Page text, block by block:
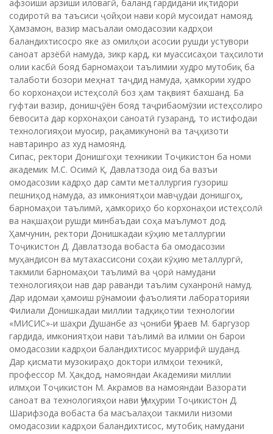
афзоиши арзиши иловагӣ, баланд гардидани иқтидори
содиротӣ ва таъсиси ҷойҳои нави корӣ мусоидат намояд.
Ҳамзамон, вазир масъалаи омодасозии кадрҳои
баландихтисосро яке аз омилҳои асосии рушди устувори
саноат арзёбӣ намуда, зикр кард, ки муассисаҳои таҳсилоти
олии касбӣ бояд барномаҳои таълимии худро мутобиқ ба
талаботи бозори меҳнат таҷдид намуда, ҳамкории худро
бо корхонаҳои истеҳсолӣ боз ҳам тақвият бахшанд. Ба
гуфтаи вазир, донишҷӯён бояд таҷрибаомӯзии истеҳсолиро
бевосита дар корхонаҳои саноатӣ гузаранд, то истифодаи
технологияҳои муосир, рақамикунонӣ ва таҷҳизоти
навтаринро аз худ намоянд.
Сипас, ректори Донишгоҳи техникии Тоҷикистон ба номи
академик М.С. Осимӣ Қ. Давлатзода оид ба вазъи
омодасозии кадрҳо дар самти металлургия гузориш
пешниҳод намуда, аз имкониятҳои мавҷудаи донишгоҳ,
барномаҳои таълимӣ, ҳамкориҳо бо корхонаҳои истеҳсолӣ
ва нақшаҳои рушди минбаъдаи соҳа маълумот дод.
Ҳамчунин, ректори Донишкадаи кӯҳию металлургии
Тоҷикистон Д. Давлатзода вобаста ба омодасозии
муҳандисон ва мутахассисони соҳаи кӯҳию металлургӣ,
такмили барномаҳои таълимӣ ва ҷорӣ намудани
технологияҳои нав дар раванди таълим суханронӣ намуд.
Дар идомаи ҳамоиш рӯнамоии фаъолияти лабораторияи
Филиали Донишкадаи миллии тадқиқотии технологии
«МИСИС»-и шаҳри Душанбе аз ҷониби Ҷӯраев М. баргузор
гардида, имкониятҳои нави таълимӣ ва илмии он барои
омодасозии кадрҳои баландихтисос муаррифӣ шуданд.
Дар қисмати музокираҳо доктори илмҳои техникӣ,
профессор М. Ҳақдод, намояндаи Академияи миллии
илмҳои Тоҷикистон М. Акрамов ва намояндаи Вазорати
саноат ва технологияҳои нави Ҷумҳурии Тоҷикистон Д.
Шарифзода вобаста ба масъалаҳои такмили низоми
омодасозии кадрҳои баландихтисос, мутобиқ намудани